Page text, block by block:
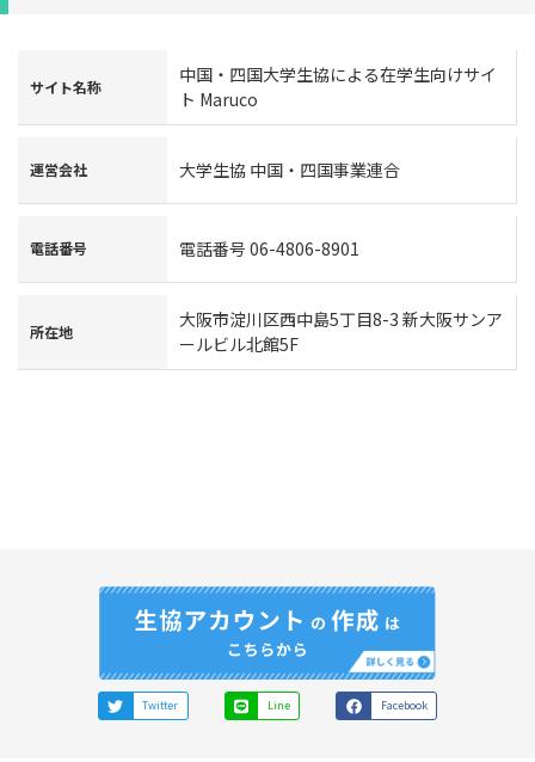
サイト名称
中国・四国大学生協による在学生向けサイ
ト Maruco
運営会社 大学生協 中国・四国事業連合
電話番号 電話番号 06-4806-8901
所在地
大阪市淀川区西中島5丁目8-3 新大阪サンア
ールビル北館5F
Twitter Line Facebook